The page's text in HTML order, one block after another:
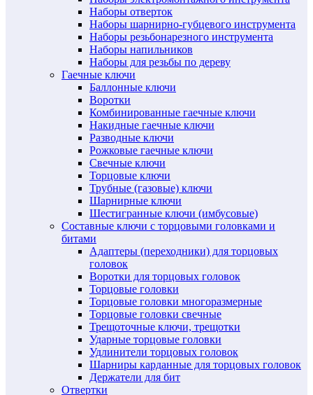
Наборы отверток
Наборы шарнирно-губцевого инструмента
Наборы резьбонарезного инструмента
Наборы напильников
Наборы для резьбы по дереву
Гаечные ключи
Баллонные ключи
Воротки
Комбинированные гаечные ключи
Накидные гаечные ключи
Разводные ключи
Рожковые гаечные ключи
Свечные ключи
Торцовые ключи
Трубные (газовые) ключи
Шарнирные ключи
Шестигранные ключи (имбусовые)
Составные ключи с торцовыми головками и
битами
Адаптеры (переходники) для торцовых
головок
Воротки для торцовых головок
Торцовые головки
Торцовые головки многоразмерные
Торцовые головки свечные
Трещоточные ключи, трещотки
Ударные торцовые головки
Удлинители торцовых головок
Шарниры карданные для торцовых головок
Держатели для бит
Отвертки